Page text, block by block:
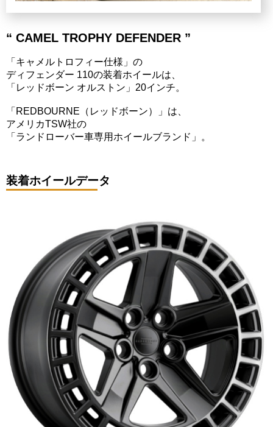
“ CAMEL TROPHY DEFENDER ”
「キャメルトロフィー仕様」の
ディフェンダー 110の装着ホイールは、
「レッドボーン オルストン」20インチ。
「REDBOURNE（レッドボーン）」は、
アメリカTSW社の
「ランドローバー車専用ホイールブランド」。
装着ホイールデータ